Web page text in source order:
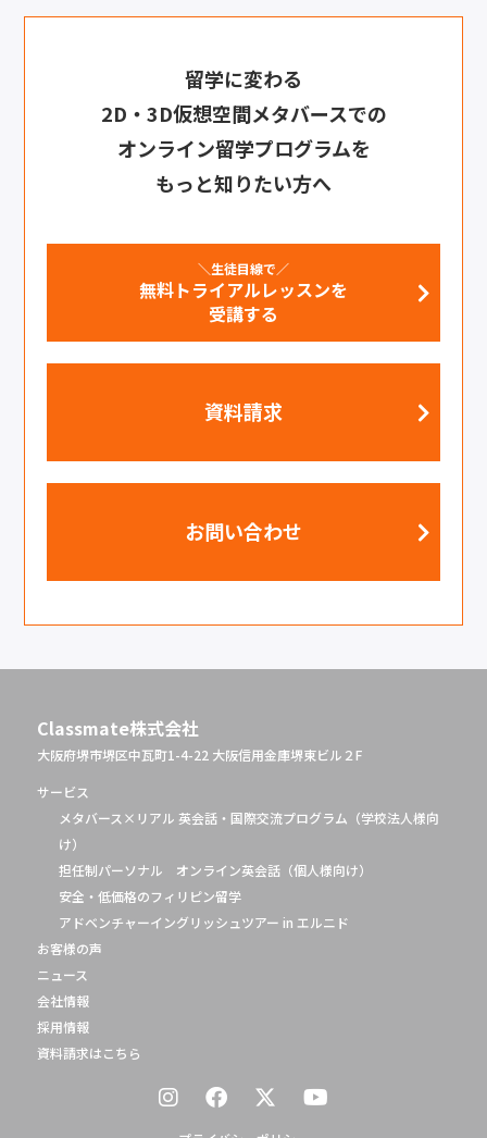
留学に変わる
2D・3D仮想空間メタバースでの
オンライン留学プログラムを
もっと知りたい方へ
＼生徒目線で／
無料トライアルレッスンを
受講する
資料請求
お問い合わせ
Classmate株式会社
大阪府堺市堺区中瓦町1-4-22 大阪信用金庫堺東ビル２F
サービス
メタバース×リアル 英会話・国際交流プログラム（学校法人様向
け）
担任制パーソナル オンライン英会話（個人様向け）
安全・低価格のフィリピン留学
アドベンチャーイングリッシュツアー in エルニド
お客様の声
ニュース
会社情報
採用情報
資料請求はこちら